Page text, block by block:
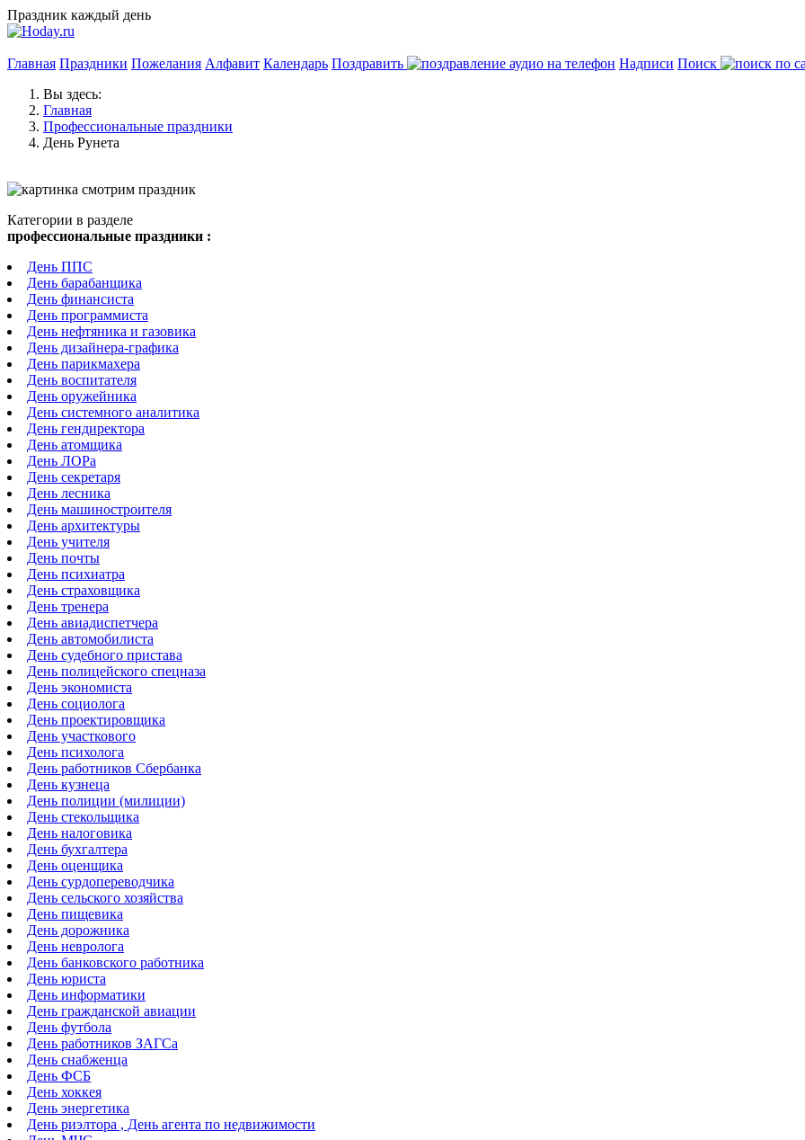
Праздник каждый день
Главная Праздники Пожелания Алфавит Календарь Поздравить Надписи Поиск
Вы здесь:
Главная
Профессиональные праздники
День Рунета
Категории в разделе
профессиональные праздники :
День ППС
День барабанщика
День финансиста
День программиста
День нефтяника и газовика
День дизайнера-графика
День парикмахера
День воспитателя
День оружейника
День системного аналитика
День гендиректора
День атомщика
День ЛОРа
День секретаря
День лесника
День машиностроителя
День архитектуры
День учителя
День почты
День психиатра
День страховщика
День тренера
День авиадиспетчера
День автомобилиста
День судебного пристава
День полицейского спецназа
День экономиста
День социолога
День проектировщика
День участкового
День психолога
День работников Сбербанка
День кузнеца
День полиции (милиции)
День стекольщика
День налоговика
День бухгалтера
День оценщика
День сурдопереводчика
День сельского хозяйства
День пищевика
День дорожника
День невролога
День банковского работника
День юриста
День информатики
День гражданской авиации
День футбола
День работников ЗАГСа
День снабженца
День ФСБ
День хоккея
День энергетика
День риэлтора , День агента по недвижимости